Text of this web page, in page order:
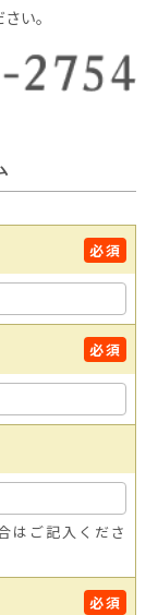
い。
必須
必須
はご記入くださ
必須